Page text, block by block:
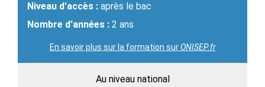
Niveau d'accès : après le bac
Nombre d'années : 2 ans
En savoir plus sur la formation surONISEP.fr
Au niveau national